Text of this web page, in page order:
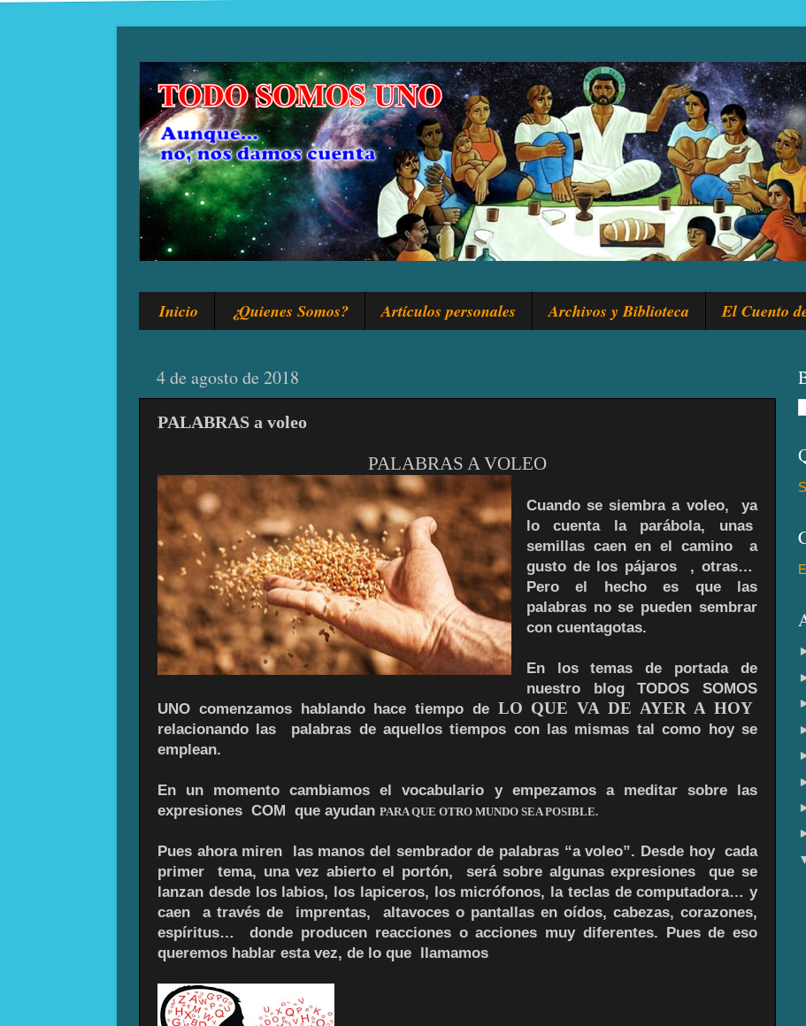
Inicio ¿Quienes Somos? Artículos personales Archivos y Biblioteca El Cuento
4 de agosto de 2018
PALABRAS a voleo
PALABRAS A VOLEO
Cuando se siembra a voleo, ya
lo cuenta la parábola, unas
semillas caen en el camino a
gusto de los pájaros , otras…
Pero el hecho es que las
palabras no se pueden sembrar
con cuentagotas.
En los temas de portada de
nuestro blog TODOS SOMOS
UNO comenzamos hablando hace tiempo de LO QUE VA DE AYER A HOY
relacionando las palabras de aquellos tiempos con las mismas tal como hoy se
emplean.
En un momento cambiamos el vocabulario y empezamos a meditar sobre las
expresiones COM que ayudan PARA QUE OTRO MUNDO SEA POSIBLE.
Pues ahora miren las manos del sembrador de palabras “a voleo”. Desde hoy cada
primer tema, una vez abierto el portón, será sobre algunas expresiones que se
lanzan desde los labios, los lapiceros, los micrófonos, la teclas de computadora… y
caen a través de imprentas, altavoces o pantallas en oídos, cabezas, corazones,
espíritus… donde producen reacciones o acciones muy diferentes. Pues de eso
queremos hablar esta vez, de lo que llamamos